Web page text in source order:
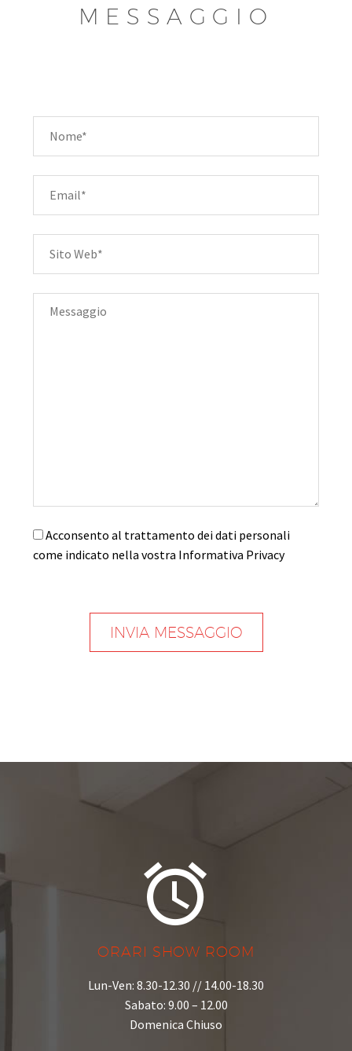
MESSAGGIO
Acconsento al trattamento dei dati personali
come indicato nella vostra Informativa Privacy


ORARI SHOW ROOM
Lun-Ven: 8.30-12.30 // 14.00-18.30
Sabato: 9.00 – 12.00
Domenica Chiuso